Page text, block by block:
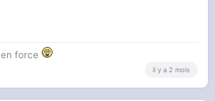
en force
il y a 2 mois